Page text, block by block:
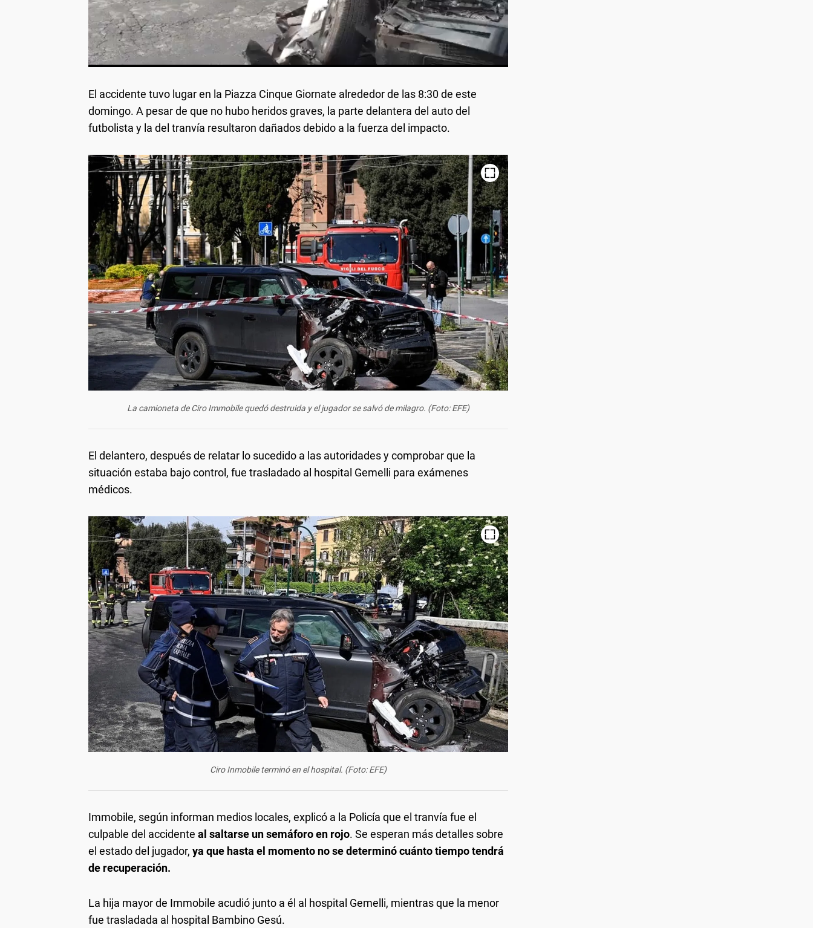
El accidente tuvo lugar en la Piazza Cinque Giornate alrededor de las 8:30 de este
domingo. A pesar de que no hubo heridos graves, la parte delantera del auto del
futbolista y la del tranvía resultaron dañados debido a la fuerza del impacto.
La camioneta de Ciro Immobile quedó destruida y el jugador se salvó de milagro. (Foto: EFE)
El delantero, después de relatar lo sucedido a las autoridades y comprobar que la
situación estaba bajo control, fue trasladado al hospital Gemelli para exámenes
médicos.
Ciro Inmobile terminó en el hospital. (Foto: EFE)
Immobile, según informan medios locales, explicó a la Policía que el tranvía fue el
culpable del accidente al saltarse un semáforo en rojo. Se esperan más detalles sobre
el estado del jugador, ya que hasta el momento no se determinó cuánto tiempo tendrá
de recuperación.
La hija mayor de Immobile acudió junto a él al hospital Gemelli, mientras que la menor
fue trasladada al hospital Bambino Gesú.